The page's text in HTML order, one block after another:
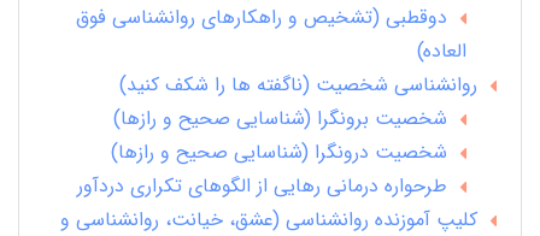
دوقطبی (تشخیص و راهکارهای روانشناسی فوق
العاده)
روانشناسی شخصیت (ناگفته ها را شکف کنید)
شخصیت برونگرا (شناسایی صحیح و رازها)
شخصیت درونگرا (شناسایی صحیح و رازها)
طرحواره درمانی رهایی از الگوهای تکراری دردآور
کلیپ آموزنده روانشناسی (عشق، خیانت، روانشناسی و